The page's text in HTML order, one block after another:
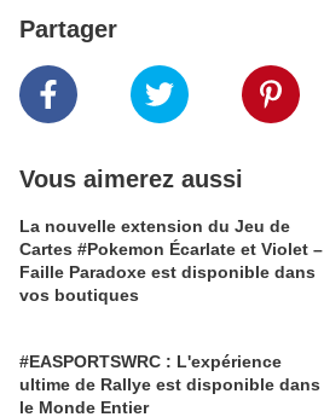
Partager
Vous aimerez aussi
La nouvelle extension du Jeu de
Cartes #Pokemon Écarlate et Violet –
Faille Paradoxe est disponible dans
vos boutiques
#EASPORTSWRC : L'expérience
ultime de Rallye est disponible dans
le Monde Entier